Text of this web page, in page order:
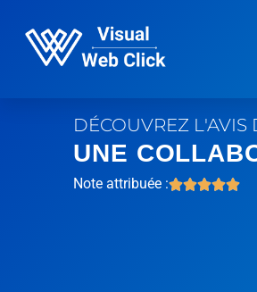
DÉCOUVREZ L'AVIS
UNE
Note attribuée :